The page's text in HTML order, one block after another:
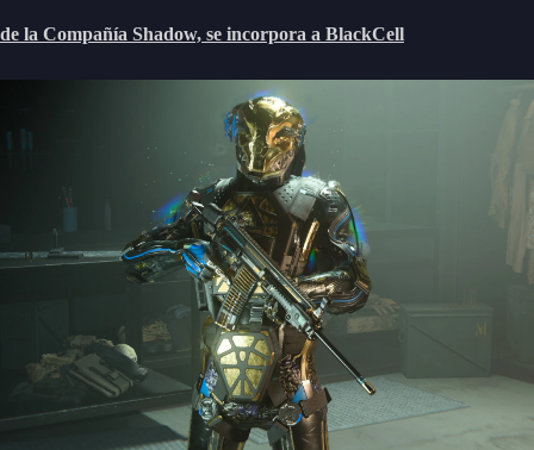
la Compañía Shadow, se incorpora a BlackCell